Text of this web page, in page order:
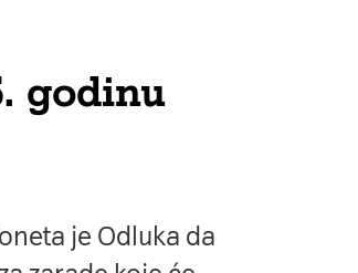
godinu
je Odluka da